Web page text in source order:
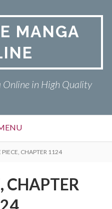
MANGA
Online in High Quality
PIECE, CHAPTER 1124
CHAPTER